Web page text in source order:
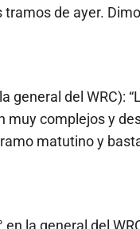
de ayer.
general del WRC):
muy complejos y
matutino y